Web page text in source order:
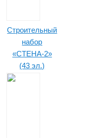
Строительный
набор
«СТЕНА-2»
(43 эл.)